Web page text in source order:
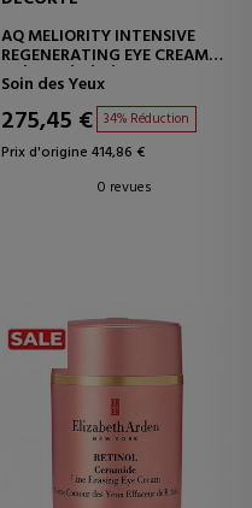
AQ MELIORITY INTENSIVE
REGENERATING EYE CREAM
CRÈME RÉGÉNÉRANTE
INTENSIVE
Soin des Yeux
275,45 € 34% Réduction
Prix d'origine 414,86 €
0 revues